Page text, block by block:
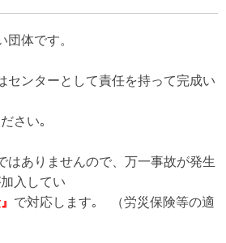
団体です。
センターとして責任を持って完成い
さい｡
はありませんので、万一事故が発生
入してい
で対応します｡ （労災保険等の適